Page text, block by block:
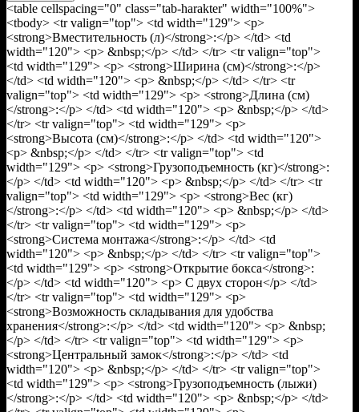
<table cellspacing="0" class="tab-harakter" width="100%">
<tbody> <tr valign="top"> <td width="129"> <p>
<strong>Вместительность (л)</strong>:</p> </td> <td
width="120"> <p> &nbsp;</p> </td> </tr> <tr valign="top">
<td width="129"> <p> <strong>Ширина (см)</strong>:</p>
</td> <td width="120"> <p> &nbsp;</p> </td> </tr> <tr
valign="top"> <td width="129"> <p> <strong>Длина (см)
</strong>:</p> </td> <td width="120"> <p> &nbsp;</p> </td>
</tr> <tr valign="top"> <td width="129"> <p>
<strong>Высота (см)</strong>:</p> </td> <td width="120">
<p> &nbsp;</p> </td> </tr> <tr valign="top"> <td
width="129"> <p> <strong>Грузоподъемность (кг)</strong>:
</p> </td> <td width="120"> <p> &nbsp;</p> </td> </tr> <tr
valign="top"> <td width="129"> <p> <strong>Вес (кг)
</strong>:</p> </td> <td width="120"> <p> &nbsp;</p> </td>
</tr> <tr valign="top"> <td width="129"> <p>
<strong>Система монтажа</strong>:</p> </td> <td
width="120"> <p> &nbsp;</p> </td> </tr> <tr valign="top">
<td width="129"> <p> <strong>Открытие бокса</strong>:
</p> </td> <td width="120"> <p> С двух сторон</p> </td>
</tr> <tr valign="top"> <td width="129"> <p>
<strong>Возможность складывания для удобства
хранения</strong>:</p> </td> <td width="120"> <p> &nbsp;
</p> </td> </tr> <tr valign="top"> <td width="129"> <p>
<strong>Центральный замок</strong>:</p> </td> <td
width="120"> <p> &nbsp;</p> </td> </tr> <tr valign="top">
<td width="129"> <p> <strong>Грузоподъемность (лыжи)
</strong>:</p> </td> <td width="120"> <p> &nbsp;</p> </td>